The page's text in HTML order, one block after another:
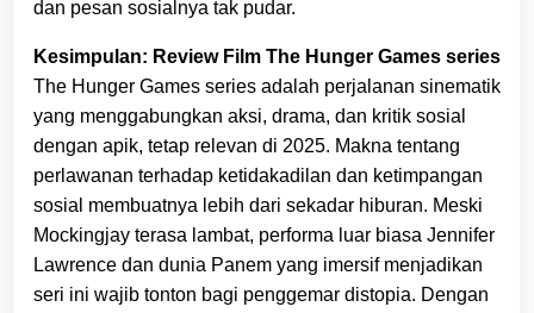
dan pesan sosialnya tak pudar.
Kesimpulan: Review Film The Hunger Games series
The Hunger Games series adalah perjalanan sinematik
yang menggabungkan aksi, drama, dan kritik sosial
dengan apik, tetap relevan di 2025. Makna tentang
perlawanan terhadap ketidakadilan dan ketimpangan
sosial membuatnya lebih dari sekadar hiburan. Meski
Mockingjay terasa lambat, performa luar biasa Jennifer
Lawrence dan dunia Panem yang imersif menjadikan
seri ini wajib tonton bagi penggemar distopia. Dengan